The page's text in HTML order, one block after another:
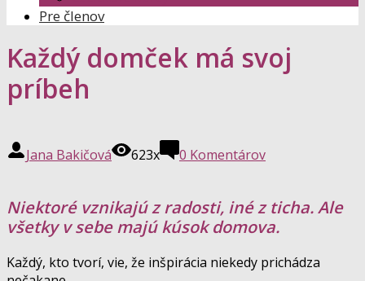
Pre členov
Každý domček má svoj
príbeh
Jana Bakičová 623x 0 Komentárov
Niektoré vznikajú z radosti, iné z ticha. Ale
všetky v sebe majú kúsok domova.
Každý, kto tvorí, vie, že inšpirácia niekedy prichádza